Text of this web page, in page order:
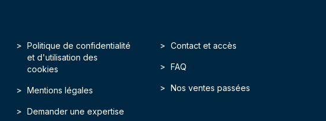
Politique de confidentialité
et d'utilisation des
cookies
Mentions légales
Demander une expertise
Contact et accès
FAQ
Nos ventes passées